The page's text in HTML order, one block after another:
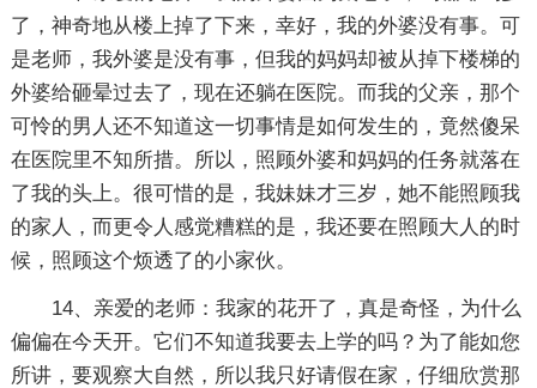
了，神奇地从楼上掉了下来，幸好，我的外婆没有事。可
是老师，我外婆是没有事，但我的妈妈却被从掉下楼梯的
外婆给砸晕过去了，现在还躺在医院。而我的父亲，那个
可怜的男人还不知道这一切事情是如何发生的，竟然傻呆
在医院里不知所措。所以，照顾外婆和妈妈的任务就落在
了我的头上。很可惜的是，我妹妹才三岁，她不能照顾我
的家人，而更令人感觉糟糕的是，我还要在照顾大人的时
候，照顾这个烦透了的小家伙。
14、亲爱的老师：我家的花开了，真是奇怪，为什么
偏偏在今天开。它们不知道我要去上学的吗？为了能如您
所讲，要观察大自然，所以我只好请假在家，仔细欣赏那